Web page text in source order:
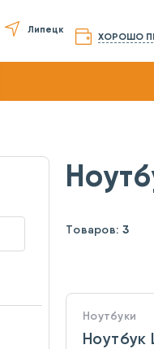
Липецк
ХОРОШО
Товаров: 3
Ноутбуки
Ноутбук